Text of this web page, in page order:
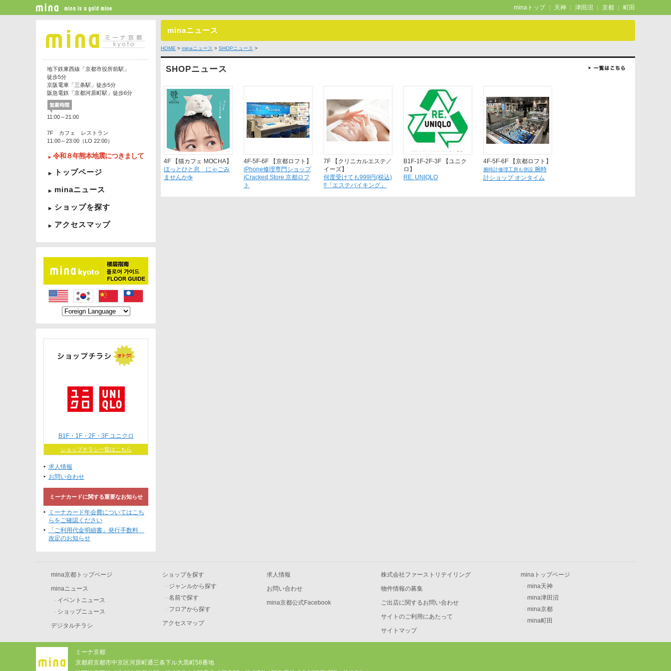
minaトップ｜ 天神 津田沼 京都 町田
地下鉄東西線「京都市役所前駅」
徒歩5分
京阪電車「三条駅」徒歩5分
阪急電鉄「京都河原町駅」徒歩6分
11:00～21:00
7F カフェ レストラン
11:00～23:00（LO 22:00）
令和８年熊本地震につきまして
トップページ
minaニュース
ショップを探す
アクセスマップ
B1F・1F・2F・3F ユニクロ
ショップチラシ一覧はこちら
求人情報
お問い合わせ
ミーナカードに関する重要なお知らせ
ミーナカード年会費についてはこち
らをご確認ください
「ご利用代金明細書」発行手数料
改定のお知らせ
minaニュース
HOME > minaニュース > SHOPニュース >
SHOPニュース
4F 【猫カフェ MOCHA】
ほっとひと息 にゃごみ
ませんか☕
4F-5F-6F 【京都ロフト】
iPhone修理専門ショップ
iCracked Store 京都ロフ
ト
7F 【クリニカルエステ／
イーズ】
何度受けても999円(税込)
!!「エステバイキング」
B1F-1F-2F-3F 【ユニク
ロ】
RE. UNIQLO
4F-5F-6F 【京都ロフト】
腕時計修理工房も併設 腕時
計ショップ オンタイム
mina京都トップページ
minaニュース
- イベントニュース
- ショップニュース
デジタルチラシ
ショップを探す
- ジャンルから探す
- 名前で探す
- フロアから探す
アクセスマップ
求人情報
お問い合わせ
mina京都公式Facebook
株式会社ファーストリテイリング
物件情報の募集
ご出店に関するお問い合わせ
サイトのご利用にあたって
サイトマップ
minaトップページ
- mina天神
- mina津田沼
- mina京都
- mina町田
ミーナ京都
京都府京都市中京区河原町通三条下ル大黒町58番地